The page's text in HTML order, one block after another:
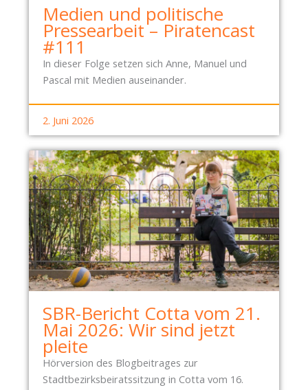
Medien und politische
Pressearbeit – Piratencast
#111
In dieser Folge setzen sich Anne, Manuel und
Pascal mit Medien auseinander.
2. Juni 2026
SBR-Bericht Cotta vom 21.
Mai 2026: Wir sind jetzt
pleite
Hörversion des Blogbeitrages zur
Stadtbezirksbeiratssitzung in Cotta vom 16.